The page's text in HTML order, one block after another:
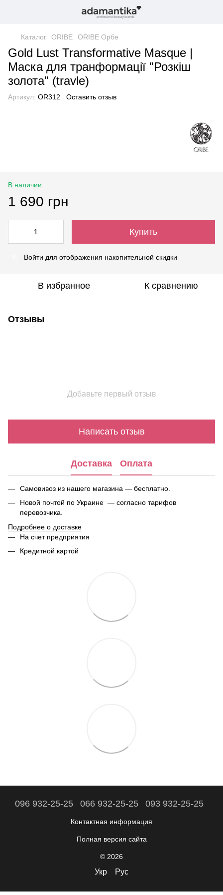
Каталог ORIBE ORIBE Орбе
Gold Lust Transformative Masque |
Маска для транформації "Розкіш
золота" (travle)
Артикул: OR312 Оставить отзыв
В наличии
1 690 грн
Купить
Войти для отображения накопительной скидки
В избранное К сравнению
Отзывы
Добавьте первый отзыв
Написать отзыв
Доставка Оплата
Самовивоз из нашего магазина — бесплатно.
Новой почтой по Украине — согласно тарифов
перевозчика.
Подробнее о доставке
На счет предприятия
Кредитной картой
096 932-25-25 066 932-25-25 093 932-25-25
Контактная информация
Полная версия сайта
© 2026
Укр Рус